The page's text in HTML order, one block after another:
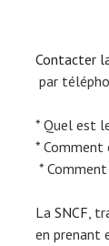
Contacter
par
* Quel est
* Comment
*
La SNCF,
en prenant